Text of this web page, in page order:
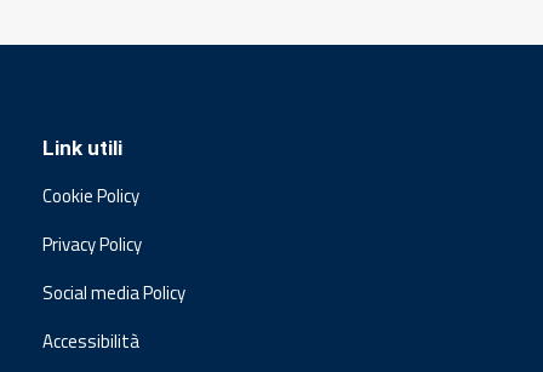
Link utili
Cookie Policy
Privacy Policy
Social media Policy
Accessibilità